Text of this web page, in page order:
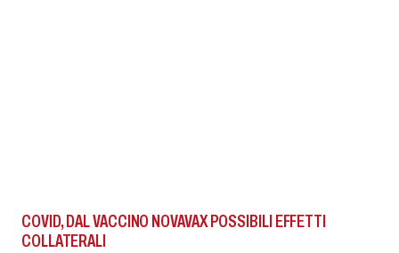
COVID, DAL VACCINO NOVAVAX POSSIBILI EFFETTI
COLLATERALI